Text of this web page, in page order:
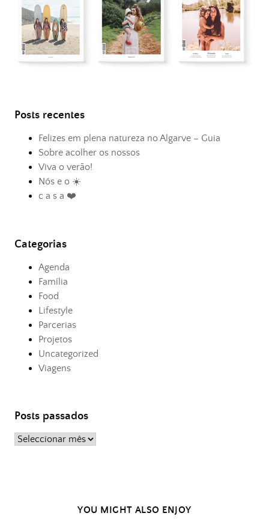
Posts recentes
Felizes em plena natureza no Algarve – Guia
Sobre acolher os nossos
Viva o verão!
Nós e o ☀️
c a s a ❤️
Categorias
Agenda
Família
Food
Lifestyle
Parcerias
Projetos
Uncategorized
Viagens
Posts passados
Posts
YOU MIGHT ALSO ENJOY